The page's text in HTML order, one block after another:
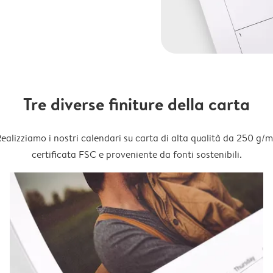
Tre diverse finiture della carta
i nostri calendari su carta di alta qualità da 250 g/
certificata FSC e proveniente da fonti sostenibili.